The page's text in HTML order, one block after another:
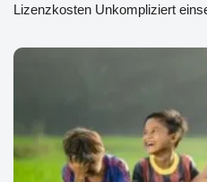
Lizenzkosten Unkompliziert